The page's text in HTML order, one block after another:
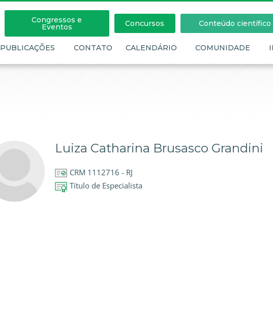
Congressos e
Eventos Concursos Conteúdo científico
PUBLICAÇÕES CONTATO CALENDÁRIO COMUNIDADE
Luiza Catharina Brusasco Grandini
CRM 1112716 - RJ
Título de Especialista